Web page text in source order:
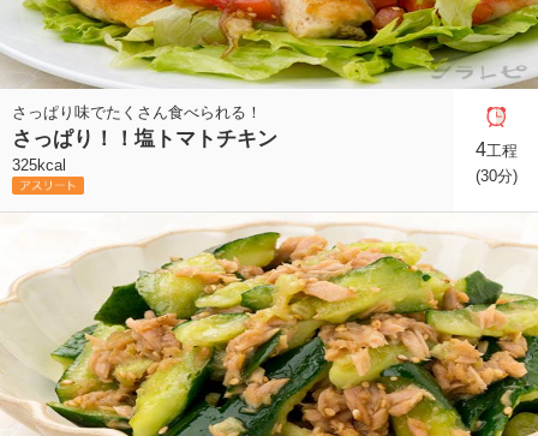
さっぱり味でたくさん食べられる！
さっぱり！！塩トマトチキン
325kcal
4工程
(30分)